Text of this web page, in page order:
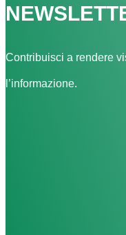
Contribuisci a rendere
l’informazione.